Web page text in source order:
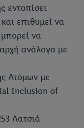
εντοπίσει
επιθυμεί να
να
ανάλογα με
Ατόμων με
Inclusion of
Λατσιά